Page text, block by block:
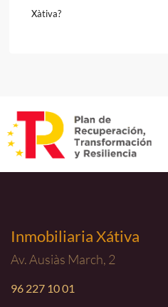
Xàtiva?
Inmobiliaria Xátiva
Av. Ausiàs March, 2
96 227 10 01